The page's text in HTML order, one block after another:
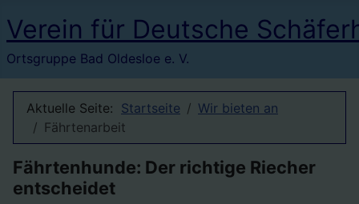
Verein für Deutsche
Ortsgruppe Bad Oldesloe e. V.
Aktuelle Seite: Startseite
Wir bieten an
Fährtenarbeit
Fährtenhunde: Der richtige Riecher
entscheidet